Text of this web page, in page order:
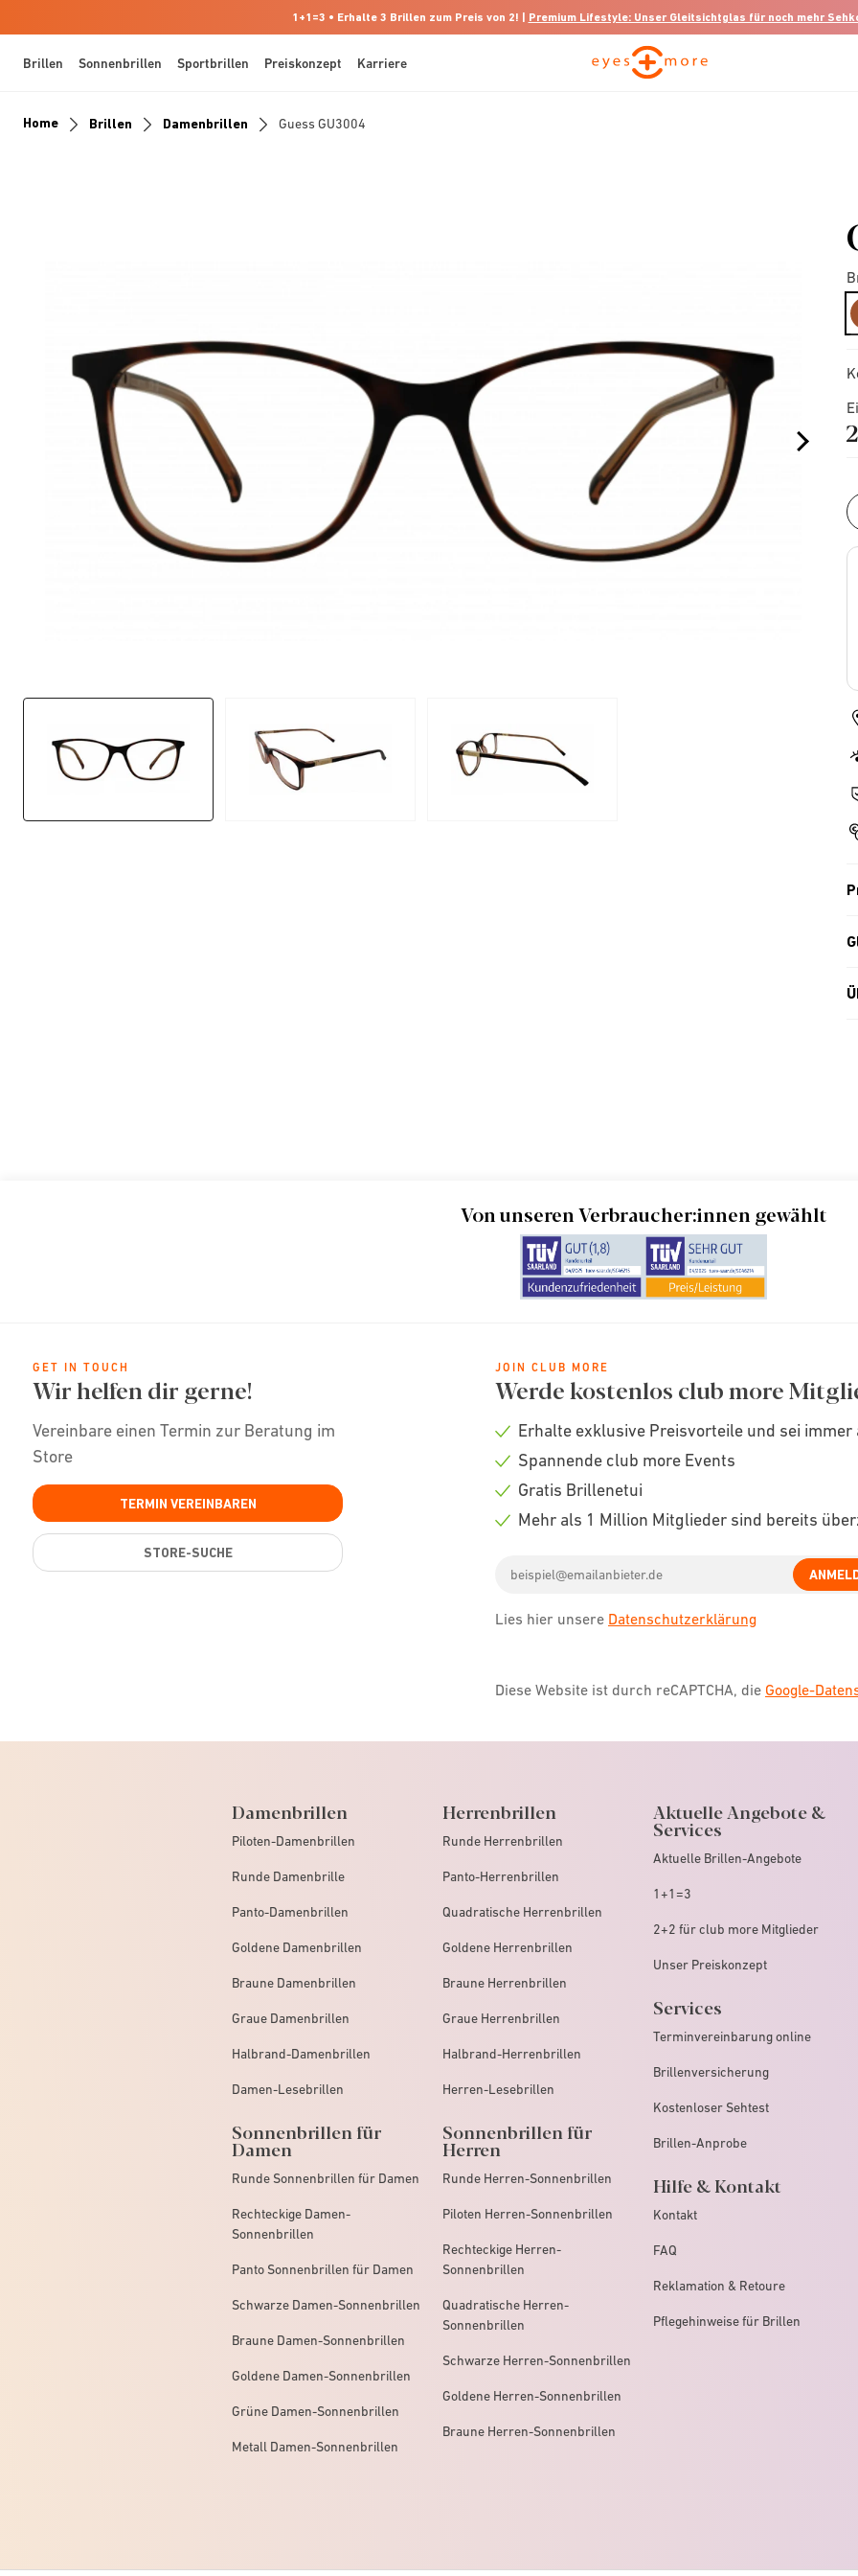
1+1=3 • Erhalte 3 Brillen zum Preis von 2! | Premium Lifestyle: Unser Gleitsichtglas für noch mehr
Brillen Sonnenbrillen Sportbrillen Preiskonzept Karriere
Home Brillen Damenbrillen Guess GU3004
Von unseren Verbraucher:innen gewählt
GET IN TOUCH
Wir helfen dir gerne!
Vereinbare einen Termin zur Beratung im
Store
TERMIN VEREINBAREN
STORE-SUCHE
JOIN CLUB MORE
Werde kostenlos club more
Check
Erhalte exklusive Preisvorteile und sei
Check
Spannende club more Events
Check
Gratis Brillenetui
Mehr als 1 Million Mitglieder sind bereits
address
Lies hier unsere Datenschutzerklärung
Diese Website ist durch reCAPTCHA, die Google-
Damenbrillen
Piloten-Damenbrillen
Runde Damenbrille
Panto-Damenbrillen
Goldene Damenbrillen
Braune Damenbrillen
Graue Damenbrillen
Halbrand-Damenbrillen
Damen-Lesebrillen
Sonnenbrillen für
Damen
Runde Sonnenbrillen für Damen
Rechteckige Damen-
Sonnenbrillen
Panto Sonnenbrillen für Damen
Schwarze Damen-Sonnenbrillen
Braune Damen-Sonnenbrillen
Goldene Damen-Sonnenbrillen
Grüne Damen-Sonnenbrillen
Metall Damen-Sonnenbrillen
Herrenbrillen
Runde Herrenbrillen
Panto-Herrenbrillen
Quadratische Herrenbrillen
Goldene Herrenbrillen
Braune Herrenbrillen
Graue Herrenbrillen
Halbrand-Herrenbrillen
Herren-Lesebrillen
Sonnenbrillen für
Herren
Runde Herren-Sonnenbrillen
Piloten Herren-Sonnenbrillen
Rechteckige Herren-
Sonnenbrillen
Quadratische Herren-
Sonnenbrillen
Schwarze Herren-Sonnenbrillen
Goldene Herren-Sonnenbrillen
Braune Herren-Sonnenbrillen
Aktuelle Angebote &
Services
Aktuelle Brillen-Angebote
1+1=3
2+2 für club more Mitglieder
Unser Preiskonzept
Services
Terminvereinbarung online
Brillenversicherung
Kostenloser Sehtest
Brillen-Anprobe
Hilfe & Kontakt
Kontakt
FAQ
Reklamation & Retoure
Pflegehinweise für Brillen